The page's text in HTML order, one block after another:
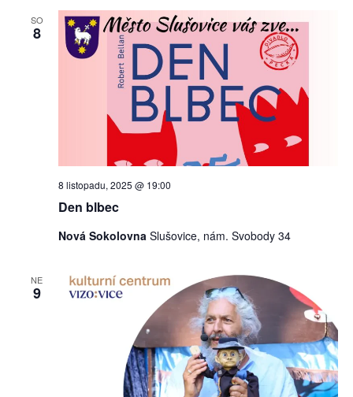
SO
8
Den blbec
8 listopadu, 2025 @ 19:00
Nová Sokolovna Slušovice, nám. Svobody 34
NE
9